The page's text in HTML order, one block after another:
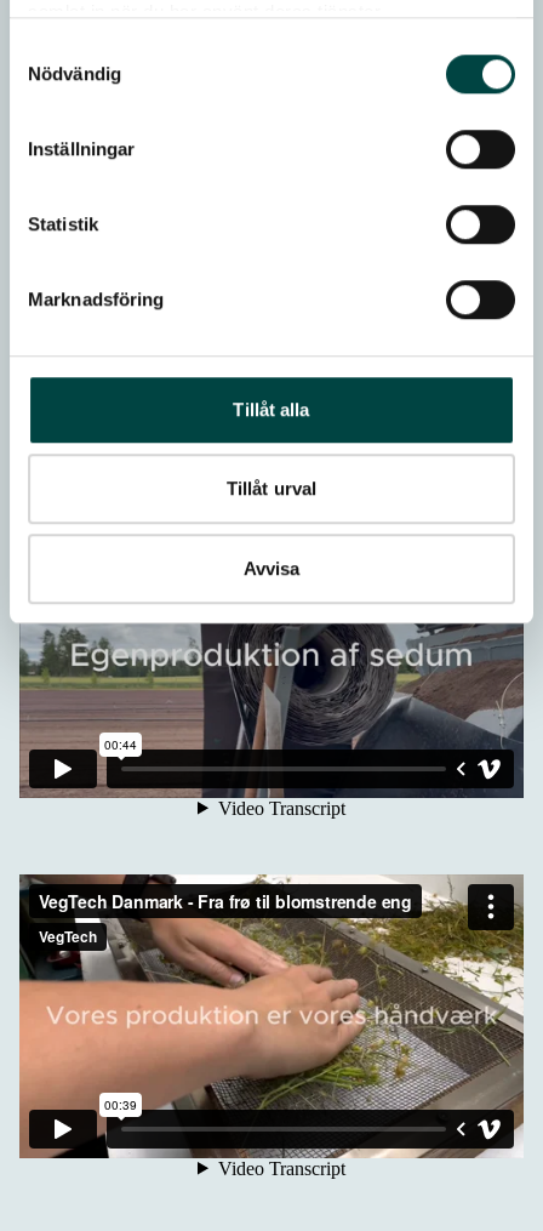
Nödvändig
Inställningar
Statistik
Marknadsföring
Tillåt alla
Tillåt urval
Avvisa
for at skabe grønne miljøer, hvor både mennesker og
🌿Planterne gør arbejdet!